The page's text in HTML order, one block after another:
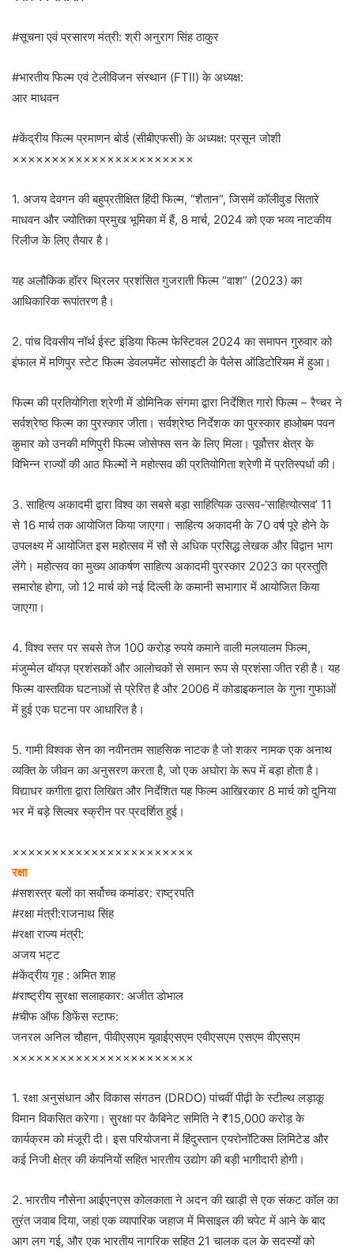
#सूचना एवं प्रसारण मंत्री: श्री अनुराग सिंह ठाकुर
#भारतीय फिल्म एवं टेलीविजन संस्थान (FTII) के अध्यक्ष:
आर माधवन
#केंद्रीय फिल्म प्रमाणन बोर्ड (सीबीएफसी) के अध्यक्ष: प्रसून जोशी
×××××××××××××××××××××××
1. अजय देवगन की बहुप्रतीक्षित हिंदी फिल्म, “शैतान”, जिसमें कॉलीवुड सितारे
माधवन और ज्योतिका प्रमुख भूमिका में हैं, 8 मार्च, 2024 को एक भव्य नाटकीय
रिलीज के लिए तैयार है।
यह अलौकिक हॉरर थ्रिलर प्रशंसित गुजराती फिल्म “वाश” (2023) का
आधिकारिक रूपांतरण है।
2. पांच दिवसीय नॉर्थ ईस्ट इंडिया फिल्म फेस्टिवल 2024 का समापन गुरुवार को
इंफाल में मणिपुर स्टेट फिल्म डेवलपमेंट सोसाइटी के पैलेस ऑडिटोरियम में हुआ।
फिल्म की प्रतियोगिता श्रेणी में डोमिनिक संगमा द्वारा निर्देशित गारो फिल्म – रैप्चर ने
सर्वश्रेष्ठ फिल्म का पुरस्कार जीता। सर्वश्रेष्ठ निर्देशक का पुरस्कार हाओबम पवन
कुमार को उनकी मणिपुरी फिल्म जोसेफ्स सन के लिए मिला। पूर्वोत्तर क्षेत्र के
विभिन्न राज्यों की आठ फिल्मों ने महोत्सव की प्रतियोगिता श्रेणी में प्रतिस्पर्धा की।
3. साहित्य अकादमी द्वारा विश्व का सबसे बड़ा साहित्यिक उत्सव-‘साहित्योत्सव’ 11
से 16 मार्च तक आयोजित किया जाएगा। साहित्य अकादमी के 70 वर्ष पूरे होने के
उपलक्ष्य में आयोजित इस महोत्सव में सौ से अधिक प्रसिद्ध लेखक और विद्वान भाग
लेंगे। महोत्सव का मुख्य आकर्षण साहित्य अकादमी पुरस्कार 2023 का प्रस्तुति
समारोह होगा, जो 12 मार्च को नई दिल्ली के कमानी सभागार में आयोजित किया
जाएगा।
4. विश्व स्तर पर सबसे तेज 100 करोड़ रुपये कमाने वाली मलयालम फिल्म,
मंजुम्मेल बॉयज़ प्रशंसकों और आलोचकों से समान रूप से प्रशंसा जीत रही है। यह
फिल्म वास्तविक घटनाओं से प्रेरित है और 2006 में कोडाइकनाल के गुना गुफाओं
में हुई एक घटना पर आधारित है।
5. गामी विश्वक सेन का नवीनतम साहसिक नाटक है जो शकर नामक एक अनाथ
व्यक्ति के जीवन का अनुसरण करता है, जो एक अघोरा के रूप में बड़ा होता है।
विद्याधर कगीता द्वारा लिखित और निर्देशित यह फिल्म आखिरकार 8 मार्च को दुनिया
भर में बड़े सिल्वर स्क्रीन पर प्रदर्शित हुई।
×××××××××××××××××××××××
रक्षा
#सशस्त्र बलों का सर्वोच्च कमांडर: राष्ट्रपति
#रक्षा मंत्री:राजनाथ सिंह
#रक्षा राज्य मंत्री:
अजय भट्ट
#केंद्रीय गृह : अमित शाह
#राष्ट्रीय सुरक्षा सलाहकार: अजीत डोभाल
#चीफ ऑफ डिफेंस स्टाफ:
जनरल अनिल चौहान, पीवीएसएम यूवाईएसएम एवीएसएम एसएम वीएसएम
×××××××××××××××××××××××
1. रक्षा अनुसंधान और विकास संगठन (DRDO) पांचवीं पीढ़ी के स्टील्थ लड़ाकू
विमान विकसित करेगा। सुरक्षा पर कैबिनेट समिति ने ₹15,000 करोड़ के
कार्यक्रम को मंजूरी दी। इस परियोजना में हिंदुस्तान एयरोनॉटिक्स लिमिटेड और
कई निजी क्षेत्र की कंपनियों सहित भारतीय उद्योग की बड़ी भागीदारी होगी।
2. भारतीय नौसेना आईएनएस कोलकाता ने अदन की खाड़ी से एक संकट कॉल का
तुरंत जवाब दिया, जहां एक व्यापारिक जहाज में मिसाइल की चपेट में आने के बाद
आग लग गई, और एक भारतीय नागरिक सहित 21 चालक दल के सदस्यों को